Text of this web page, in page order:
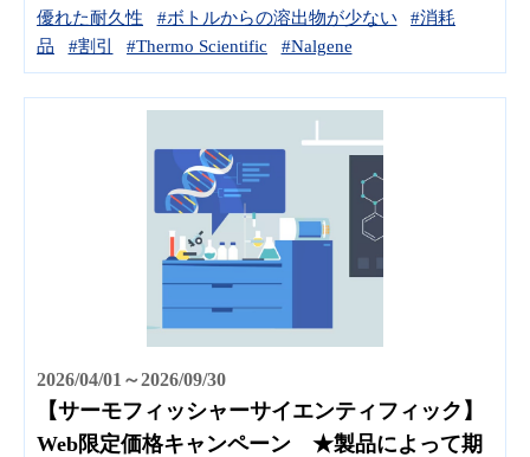
優れた耐久性
#ボトルからの溶出物が少ない
#消耗
品
#割引 #Thermo Scientific #Nalgene
2026/04/01～2026/09/30
【サーモフィッシャーサイエンティフィック】
Web限定価格キャンペーン ★製品によって期